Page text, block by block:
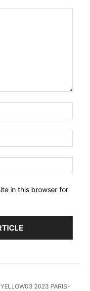
in this browser for
YELLOW03 2023 PARIS-